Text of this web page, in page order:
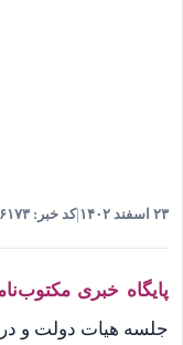
۲۳ اسفند ۱۴۰۲ |کد خبر: ۶۱۷۳
پایگاه خبری
جلسه هیات دولت و